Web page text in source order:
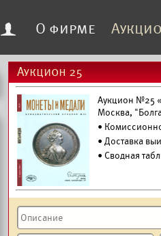
f О фирме
Аукцион 25
Аукцион №25
Москва,
•
• Доставка
• Сводная